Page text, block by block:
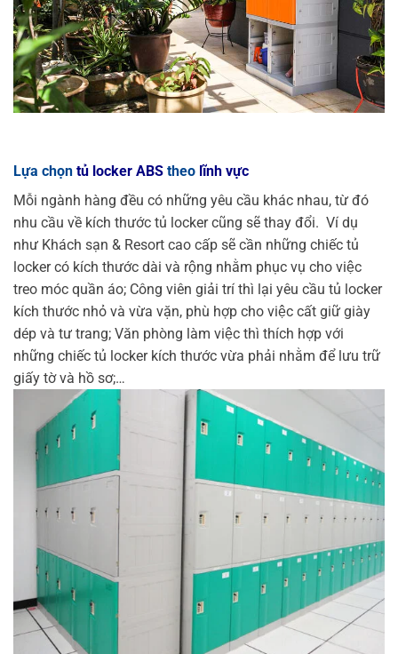
Lựa chọn tủ locker ABS theo lĩnh vực
Mỗi ngành hàng đều có những yêu cầu khác nhau, từ đó
nhu cầu về kích thước tủ locker cũng sẽ thay đổi. Ví dụ
như Khách sạn & Resort cao cấp sẽ cần những chiếc tủ
locker có kích thước dài và rộng nhằm phục vụ cho việc
treo móc quần áo; Công viên giải trí thì lại yêu cầu tủ locker
kích thước nhỏ và vừa vặn, phù hợp cho việc cất giữ giày
dép và tư trang; Văn phòng làm việc thì thích hợp với
những chiếc tủ locker kích thước vừa phải nhằm để lưu trữ
giấy tờ và hồ sơ;…